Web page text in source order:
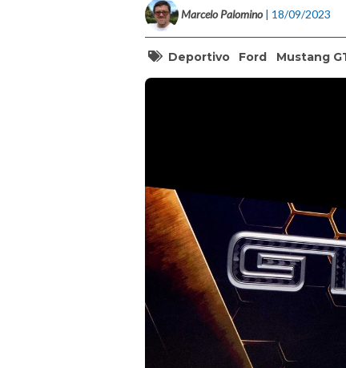
Marcelo Palomino | 18/09/2023
Deportivo Ford Mustang